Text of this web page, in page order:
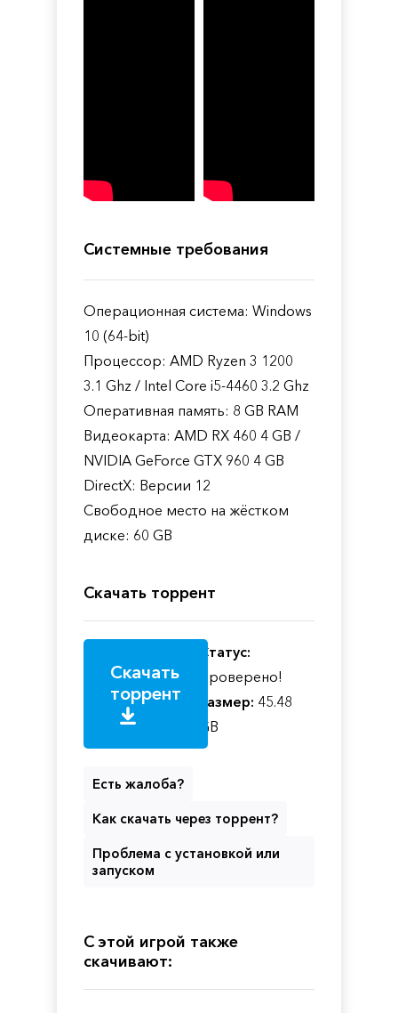
Системные требования
Операционная система: Windows
10 (64-bit)
Процессор: AMD Ryzen 3 1200
3.1 Ghz / Intel Core i5-4460 3.2 Ghz
Оперативная память: 8 GB RAM
Видеокарта: AMD RX 460 4 GB /
NVIDIA GeForce GTX 960 4 GB
DirectX: Версии 12
Свободное место на жёстком
диске: 60 GB
Скачать торрент
Скачать
торрент
Статус:
Проверено!
Размер: 45.48
GB
Есть жалоба?
Как скачать через торрент?
Проблема с установкой или
запуском
С этой игрой также
скачивают: